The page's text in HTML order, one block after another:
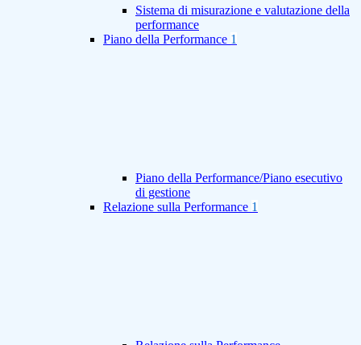
Sistema di misurazione e valutazione della
performance
Piano della Performance 1
Piano della Performance/Piano esecutivo
di gestione
Relazione sulla Performance 1